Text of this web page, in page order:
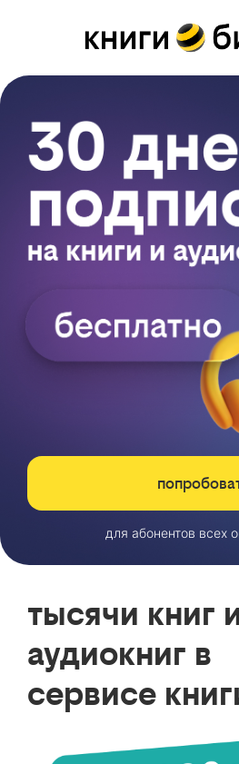
для абонентов всех
тысячи книг
аудиокниг в
сервисе